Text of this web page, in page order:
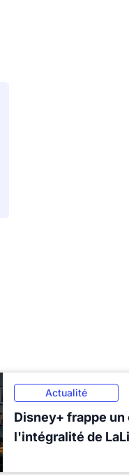
Actualité
Disney+ frappe
l'intégralité de